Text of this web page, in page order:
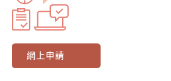
網上申請